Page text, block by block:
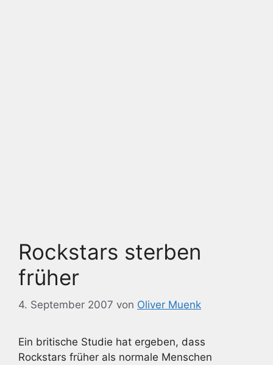
Rockstars sterben
früher
4. September 2007 von Oliver Muenk
Ein britische Studie hat ergeben, dass
Rockstars früher als normale Menschen